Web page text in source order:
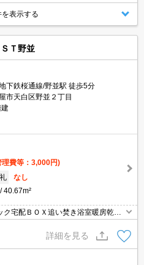
表示する
Ｔ野並
下鉄桜通線/野並駅 徒歩5分
市天白区野並２丁目
理費等：3,000円)
礼
なし
40.67m²
宅配ＢＯＸ追い焚き浴室暖房乾燥
詳細を見る